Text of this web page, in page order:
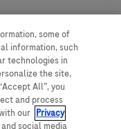
some of
information, such
technologies in
the site,
All”, you
and process
our Privacy
social media